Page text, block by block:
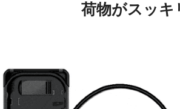
荷物がスッキ